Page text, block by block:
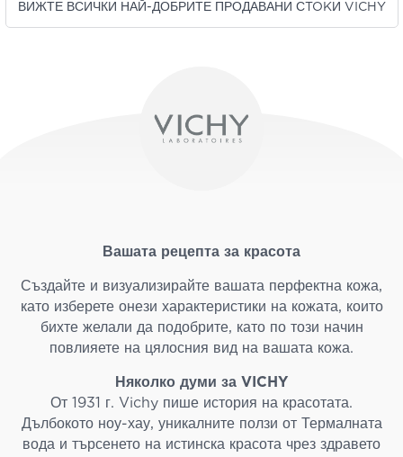
ВИЖТЕ ВСИЧКИ НАЙ-ДОБРИТЕ ПРОДАВАНИ СTOKИ VICHY
Вашата рецепта за красота
Създайте и визуализирайте вашата перфектна кожа,
като изберете онези характеристики на кожата, които
бихте желали да подобрите, като по този начин
повлияете на цялосния вид на вашата кожа.
Няколко думи за VICHY
От 1931 г. Vichy пише история на красотата.
Дълбокото ноу-хау, уникалните ползи от Термалната
вода и търсенето на истинска красота чрез здравето